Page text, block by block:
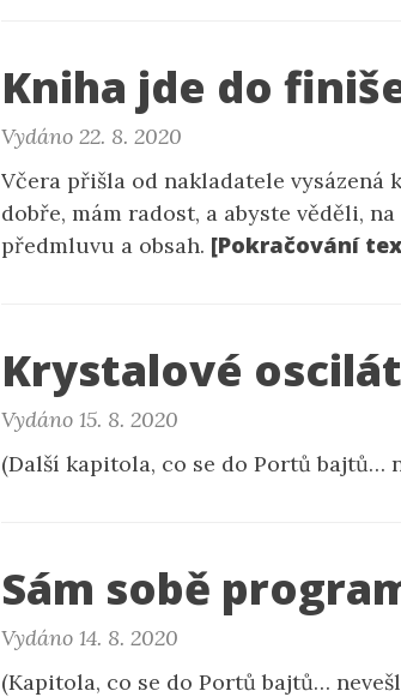
Kniha jde do
Vydáno 22. 8. 2020
Včera přišla od nakladatele vysázená
dobře, mám radost, a abyste věděli,
předmluvu a obsah. [Pokračování
Krystalové
Vydáno 15. 8. 2020
(Další kapitola, co se do Portů bajtů…
Sám sobě
Vydáno 14. 8. 2020
(Kapitola, co se do Portů bajtů…